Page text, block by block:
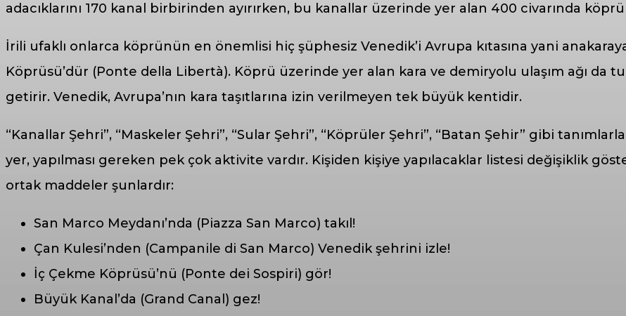
adacıklarını 170 kanal birbirinden ayırırken, bu kanallar üzerinde yer alan 400 civarında
İrili ufaklı onlarca köprünün en önemlisi hiç şüphesiz Venedik’i Avrupa kıtasına yani
Köprüsü’dür (Ponte della Libertà). Köprü üzerinde yer alan kara ve demiryolu ulaşım ağı da
getirir. Venedik, Avrupa’nın kara taşıtlarına izin verilmeyen tek büyük kentidir.
“Kanallar Şehri”, “Maskeler Şehri”, “Sular Şehri”, “Köprüler Şehri”, “Batan Şehir” gibi
yer, yapılması gereken pek çok aktivite vardır. Kişiden kişiye yapılacaklar listesi değişiklik
ortak maddeler şunlardır:
San Marco Meydanı’nda (Piazza San Marco) takıl!
Çan Kulesi’nden (Campanile di San Marco) Venedik şehrini izle!
İç Çekme Köprüsü’nü (Ponte dei Sospiri) gör!
Büyük Kanal’da (Grand Canal) gez!